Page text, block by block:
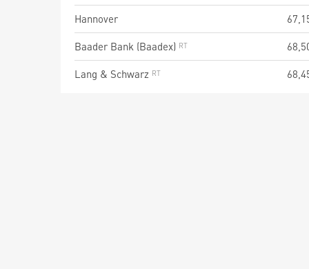
Hannover
Baader Bank (Baadex)
Lang & Schwarz